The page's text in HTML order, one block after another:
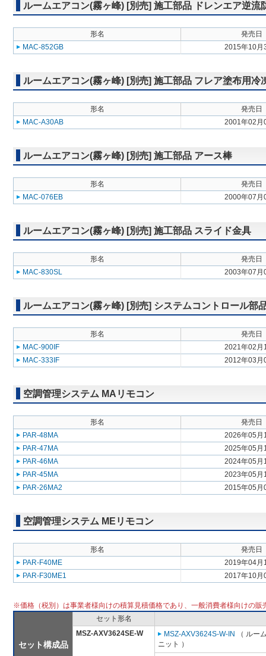
ルームエアコン(霧ヶ峰) [別売] 施工部品 ドレンエア逆流
形名
発売日
MAC-852GB
2015年10月
ルームエアコン(霧ヶ峰) [別売] 施工部品 フレア塗布用冷
形名
発売日
MAC-A30AB
2001年02月
ルームエアコン(霧ヶ峰) [別売] 施工部品 アース棒
形名
発売日
MAC-076EB
2000年07月
ルームエアコン(霧ヶ峰) [別売] 施工部品 スライド金具
形名
発売日
MAC-830SL
2003年07月
ルームエアコン(霧ヶ峰) [別売] システムコントロール部
形名
発売日
MAC-900IF
2021年02月
MAC-333IF
2012年03月
空調管理システム MAリモコン
形名
発売日
PAR-48MA
2026年05月
PAR-47MA
2025年05月
PAR-46MA
2024年05月
PAR-45MA
2023年05月
PAR-26MA2
2015年05月
空調管理システム MEリモコン
形名
発売日
PAR-F40ME
2019年04月
PAR-F30ME1
2017年10月
※価格（税別）は事業者様向けの積算見積価格であり、一般消費者様向けの販
セット構成品
セット形名
MSZ-AXV3624SE-W
MSZ-AXV3624S-W-IN
（ ルー
ニット ）